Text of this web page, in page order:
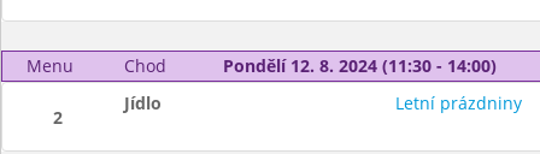
Menu Chod Pondělí 12. 8. 2024 (11:30 - 14:00)
2
Jídlo Letní prázdniny